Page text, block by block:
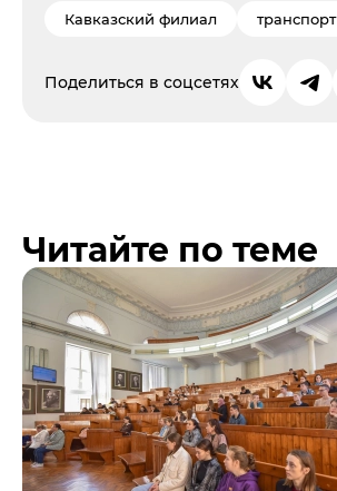
Кавказский филиал транспорт
Поделиться в соцсетях
Читайте по теме